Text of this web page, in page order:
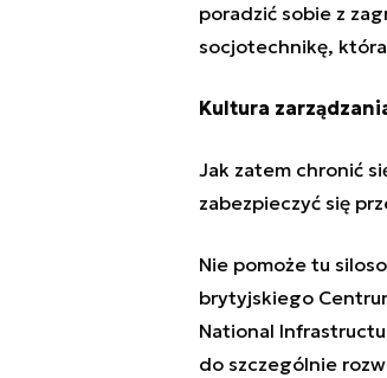
poradzić sobie z
socjotechnikę,
Kultura
Jak zatem chronić
zabezpieczyć się
Nie pomoże tu
brytyjskiego
National
do szczególnie